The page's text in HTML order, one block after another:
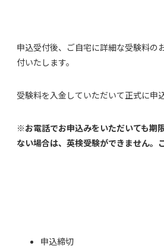
申込受付後、ご自宅に詳細な受験料の
付いたします。
受験料を入金していただいて正式に申
※お電話でお申込みをいただいても期
ない場合は、英検受験ができません。
申込締切